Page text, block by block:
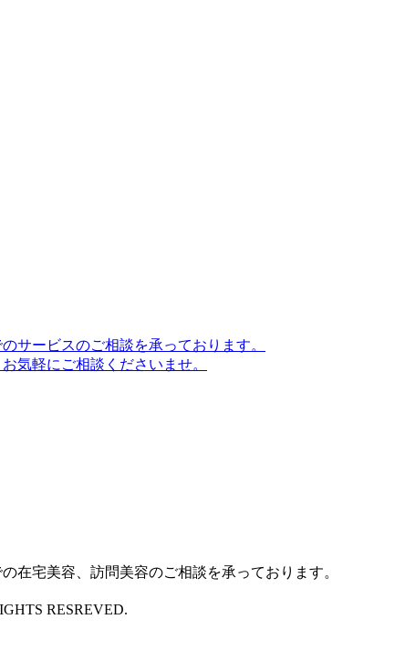
サービスのご相談を承っております。
気軽にご相談くださいませ。
在宅美容、訪問美容のご相談を承っております。
RESREVED.